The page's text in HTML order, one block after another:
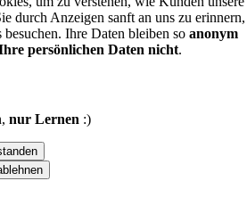
durch Anzeigen sanft an uns zu erinnern,
besuchen. Ihre Daten bleiben so anonym
persönlichen Daten nicht.
nur Lernen :)